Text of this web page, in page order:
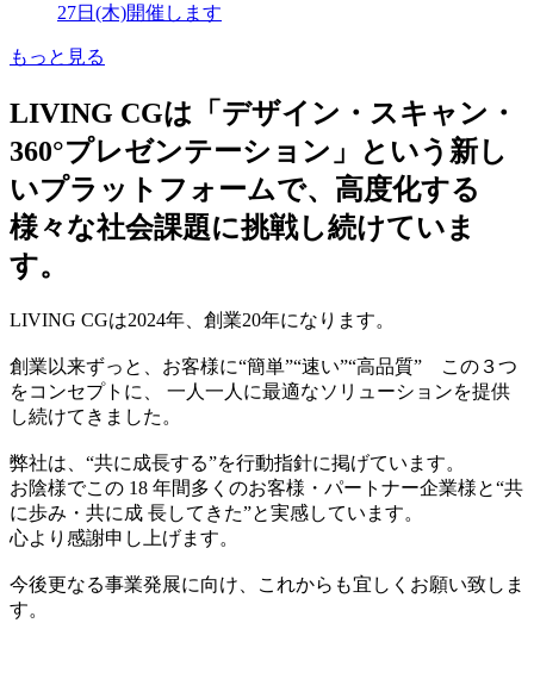
27日(木)開催します
もっと見る
LIVING CGは「デザイン・スキャン・
360°プレゼンテーション」という新し
いプラットフォームで、高度化する
様々な社会課題に挑戦し続けていま
す。
LIVING CGは2024年、創業20年になります。
創業以来ずっと、お客様に“簡単”“速い”“高品質” この３つ
をコンセプトに、 一人一人に最適なソリューションを提供
し続けてきました。
弊社は、“共に成長する”を行動指針に掲げています。
お陰様でこの 18 年間多くのお客様・パートナー企業様と“共
に歩み・共に成 長してきた”と実感しています。
心より感謝申し上げます。
今後更なる事業発展に向け、これからも宜しくお願い致しま
す。